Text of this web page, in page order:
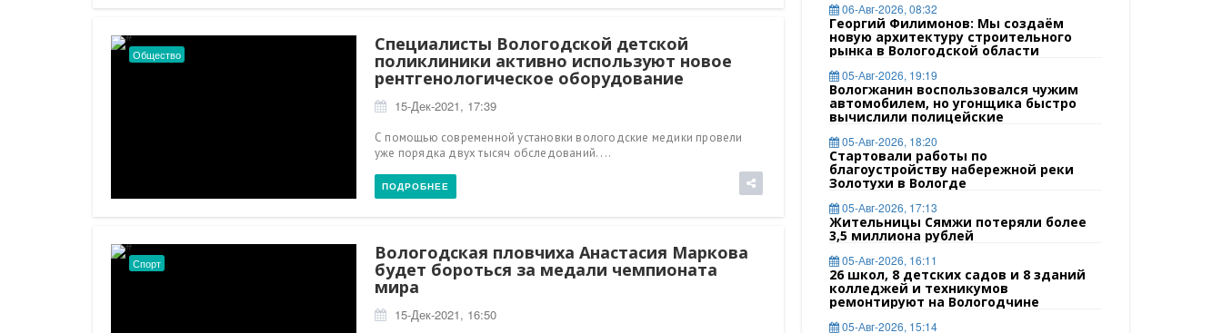
Общество Специалисты Вологодской детской
поликлиники активно используют новое
рентгенологическое оборудование
15-Дек-2021, 17:39
С помощью современной установки вологодские медики провели
уже порядка двух тысяч обследований. ...
ПОДРОБНЕЕ
Спорт Вологодская пловчиха Анастасия Маркова
будет бороться за медали чемпионата
мира
15-Дек-2021, 16:50
06-Авг-2026, 08:32
Георгий Филимонов: Мы создаём
новую архитектуру строительного
рынка в Вологодской области
05-Авг-2026, 19:19
Вологжанин воспользовался чужим
автомобилем, но угонщика быстро
вычислили полицейские
05-Авг-2026, 18:20
Стартовали работы по
благоустройству набережной реки
Золотухи в Вологде
05-Авг-2026, 17:13
Жительницы Сямжи потеряли более
3,5 миллиона рублей
05-Авг-2026, 16:11
26 школ, 8 детских садов и 8 зданий
колледжей и техникумов
ремонтируют на Вологодчине
05-Авг-2026, 15:14